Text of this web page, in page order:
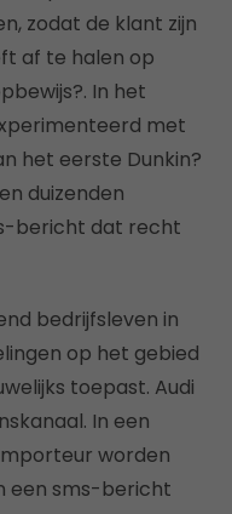
zodat de klant zijn
af te halen op
In het
met
het eerste Dunkin?
duizenden
bericht dat recht
bedrijfsleven in
op het gebied
toepast. Audi
In een
worden
een sms-bericht